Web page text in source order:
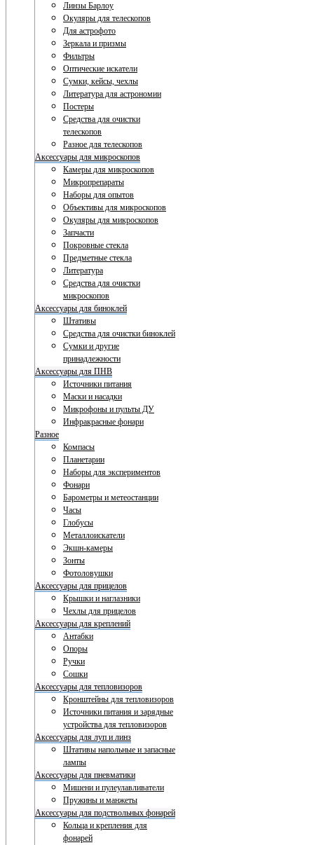
Линзы Барлоу
Окуляры для телескопов
Для астрофото
Зеркала и призмы
Фильтры
Оптические искатели
Сумки, кейсы, чехлы
Литература для астрономии
Постеры
Средства для очистки
телескопов
Разное для телескопов
Аксессуары для микроскопов
Камеры для микроскопов
Микропрепараты
Наборы для опытов
Объективы для микроскопов
Окуляры для микроскопов
Запчасти
Покровные стекла
Предметные стекла
Литература
Средства для очистки
микроскопов
Аксессуары для биноклей
Штативы
Средства для очистки биноклей
Сумки и другие
принадлежности
Аксессуары для ПНВ
Источники питания
Маски и насадки
Микрофоны и пульты ДУ
Инфракрасные фонари
Разное
Компасы
Планетарии
Наборы для экспериментов
Фонари
Барометры и метеостанции
Часы
Глобусы
Металлоискатели
Экшн-камеры
Зонты
Фотоловушки
Аксессуары для прицелов
Крышки и наглазники
Чехлы для прицелов
Аксессуары для креплений
Антабки
Опоры
Ручки
Сошки
Аксессуары для тепловизоров
Кронштейны для тепловизоров
Источники питания и зарядные
устройства для тепловизоров
Аксессуары для луп и линз
Штативы напольные и запасные
лампы
Аксессуары для пневматики
Мишени и пулеулавливатели
Пружины и манжеты
Аксессуары для подствольных фонарей
Кольца и крепления для
фонарей